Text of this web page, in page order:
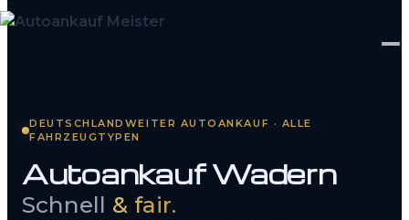
So funktioniert’s
DEUTSCHLANDWEITER AUTOANKAUF · ALLE
FAHRZEUGTYPEN
Autoankauf Wadern
Schnell & fair.